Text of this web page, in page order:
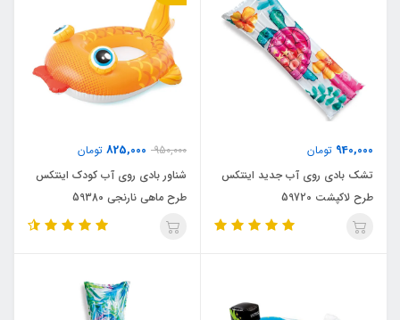
940,000 تومان
تشک بادی روی آب جدید اینتکس
طرح لاکپشت 59720
950,000
825,000 تومان
شناور بادی روی آب کودک اینتکس
طرح ماهی نارنجی 59380